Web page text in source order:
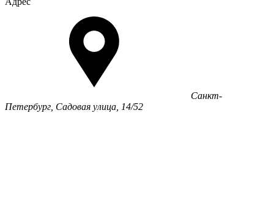
Санкт-
Петербург, Садовая улица, 14/52